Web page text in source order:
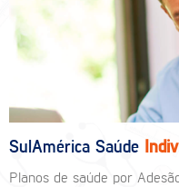
SulAmérica Saúde
Planos de saúde por